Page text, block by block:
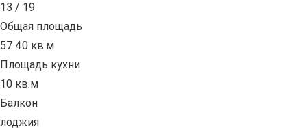
13 / 19
Общая площадь
57.40 кв.м
Площадь кухни
10 кв.м
Балкон
лоджия